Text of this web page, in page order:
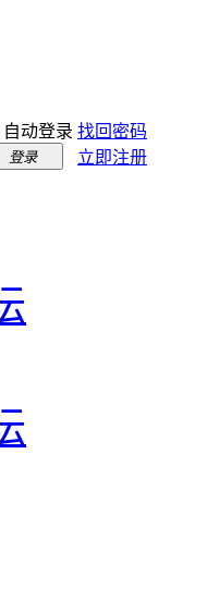
自动登录 找回密码
登录 立即注册